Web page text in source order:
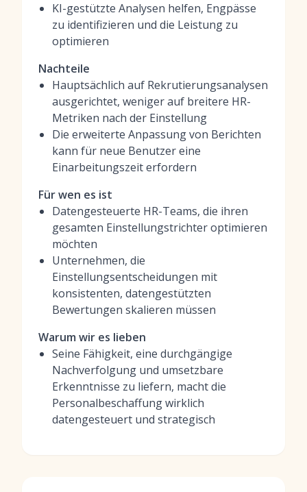
KI-gestützte Analysen helfen, Engpässe
zu identifizieren und die Leistung zu
optimieren
Nachteile
Hauptsächlich auf Rekrutierungsanalysen
ausgerichtet, weniger auf breitere HR-
Metriken nach der Einstellung
Die erweiterte Anpassung von Berichten
kann für neue Benutzer eine
Einarbeitungszeit erfordern
Für wen es ist
Datengesteuerte HR-Teams, die ihren
gesamten Einstellungstrichter optimieren
möchten
Unternehmen, die
Einstellungsentscheidungen mit
konsistenten, datengestützten
Bewertungen skalieren müssen
Warum wir es lieben
Seine Fähigkeit, eine durchgängige
Nachverfolgung und umsetzbare
Erkenntnisse zu liefern, macht die
Personalbeschaffung wirklich
datengesteuert und strategisch